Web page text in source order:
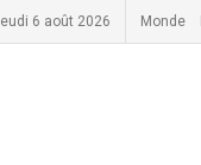
6 août 2026 Monde